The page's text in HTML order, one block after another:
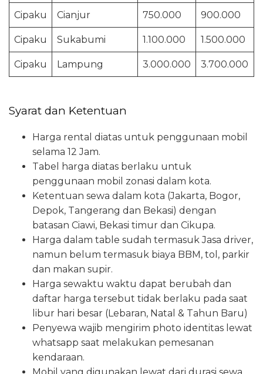
Cipaku Cianjur 750.000 900.000
Cipaku Sukabumi 1.100.000 1.500.000
Cipaku Lampung 3.000.000 3.700.000
Syarat dan Ketentuan
Harga rental diatas untuk penggunaan mobil
selama 12 Jam.
Tabel harga diatas berlaku untuk
penggunaan mobil zonasi dalam kota.
Ketentuan sewa dalam kota (Jakarta, Bogor,
Depok, Tangerang dan Bekasi) dengan
batasan Ciawi, Bekasi timur dan Cikupa.
Harga dalam table sudah termasuk Jasa driver,
namun belum termasuk biaya BBM, tol, parkir
dan makan supir.
Harga sewaktu waktu dapat berubah dan
daftar harga tersebut tidak berlaku pada saat
libur hari besar (Lebaran, Natal & Tahun Baru)
Penyewa wajib mengirim photo identitas lewat
whatsapp saat melakukan pemesanan
kendaraan.